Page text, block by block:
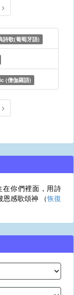
詩歌(葡萄牙語)
(僧伽羅語)
你們裡面，用詩
恩感歌頌神 （恢復